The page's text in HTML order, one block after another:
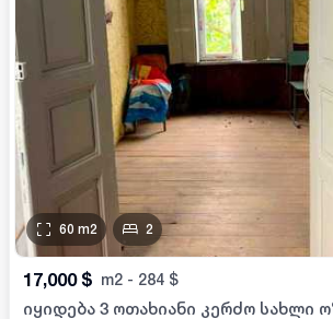
60 m2 2
17,000 $ m2 - 284 $
იყიდება 3 ოთახიანი კერძო სახლი